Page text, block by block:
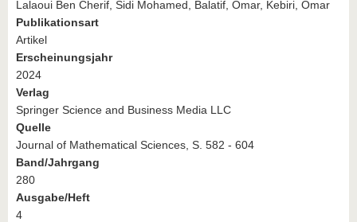
Lalaoui Ben Cherif, Sidi Mohamed, Balatif, Omar, Kebiri, Omar
Publikationsart
Artikel
Erscheinungsjahr
2024
Verlag
Springer Science and Business Media LLC
Quelle
Journal of Mathematical Sciences, S. 582 - 604
Band/Jahrgang
280
Ausgabe/Heft
4